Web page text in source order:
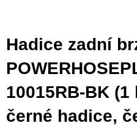
Hadice zadní
10015RB-BK
černé hadice,